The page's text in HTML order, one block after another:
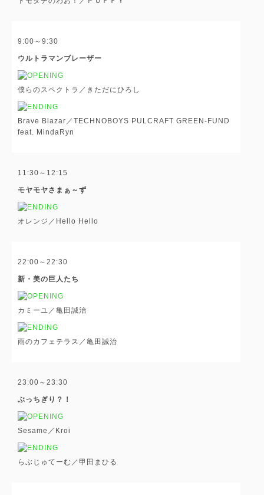
9:00～9:30
ウルトラマンブレーザー
僕らのスペクトラ／きただにひろし
Brave Blazar／TECHNOBOYS PULCRAFT GREEN-FUND
feat. MindaRyn
11:30～12:15
モヤモヤさまぁ～ず
オレンジ／Hello Hello
22:00～22:30
新・美の巨人たち
カミーユ／亀田誠治
雨のカフェテラス／亀田誠治
23:00～23:30
ぶっちぎり？！
Sesame／Kroi
らぶじゅてーむ／甲田まひる